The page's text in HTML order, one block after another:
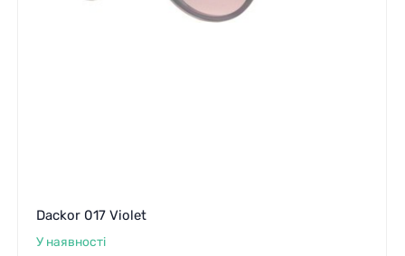
Dackor 017 Violet
У наявності